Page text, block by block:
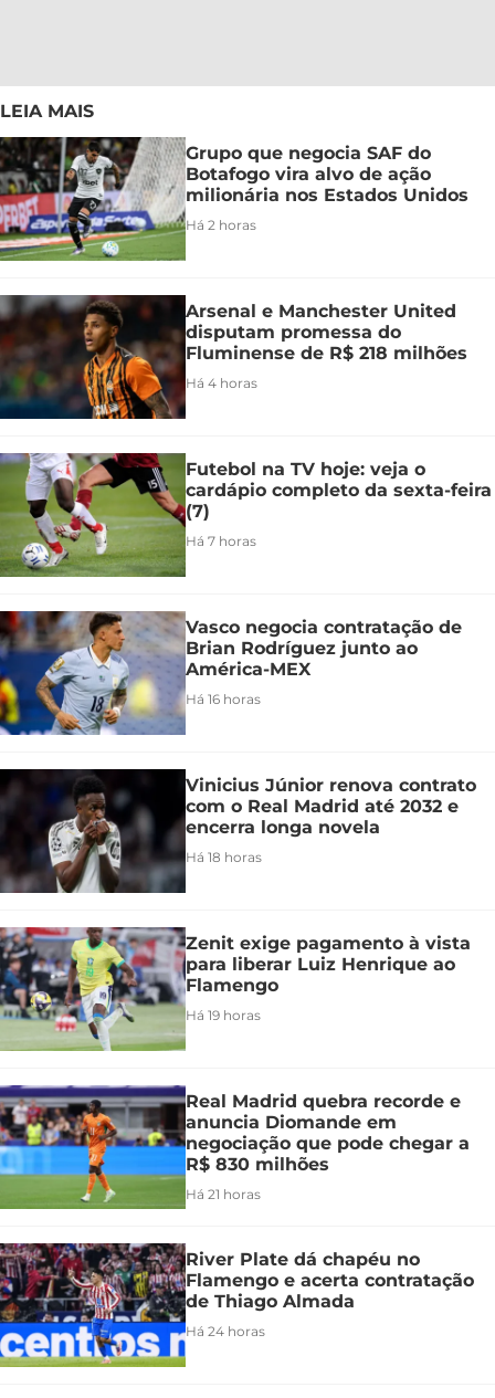
LEIA MAIS
Grupo que negocia SAF do
Botafogo vira alvo de ação
milionária nos Estados Unidos
Há 2 horas
Arsenal e Manchester United
disputam promessa do
Fluminense de R$ 218 milhões
Há 4 horas
Futebol na TV hoje: veja o
cardápio completo da sexta-feira
(7)
Há 7 horas
Vasco negocia contratação de
Brian Rodríguez junto ao
América-MEX
Há 16 horas
Vinicius Júnior renova contrato
com o Real Madrid até 2032 e
encerra longa novela
Há 18 horas
Zenit exige pagamento à vista
para liberar Luiz Henrique ao
Flamengo
Há 19 horas
Real Madrid quebra recorde e
anuncia Diomande em
negociação que pode chegar a
R$ 830 milhões
Há 21 horas
River Plate dá chapéu no
Flamengo e acerta contratação
de Thiago Almada
Há 24 horas